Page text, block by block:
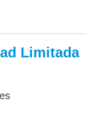
Limitada